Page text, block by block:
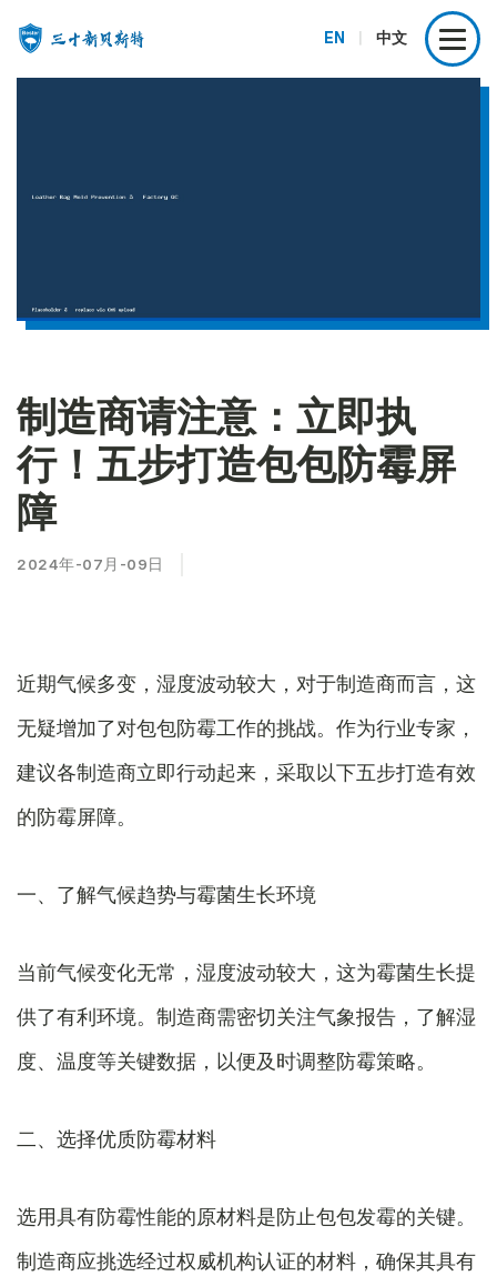
EN 中文
制造商请注意：立即执
行！五步打造包包防霉屏
障
2024年-07月-09日
近期气候多变，湿度波动较大，对于制造商而言，这
无疑增加了对包包防霉工作的挑战。作为行业专家，
建议各制造商立即行动起来，采取以下五步打造有效
的防霉屏障。
一、了解气候趋势与霉菌生长环境
当前气候变化无常，湿度波动较大，这为霉菌生长提
供了有利环境。制造商需密切关注气象报告，了解湿
度、温度等关键数据，以便及时调整防霉策略。
二、选择优质防霉材料
选用具有防霉性能的原材料是防止包包发霉的关键。
制造商应挑选经过权威机构认证的材料，确保其具有